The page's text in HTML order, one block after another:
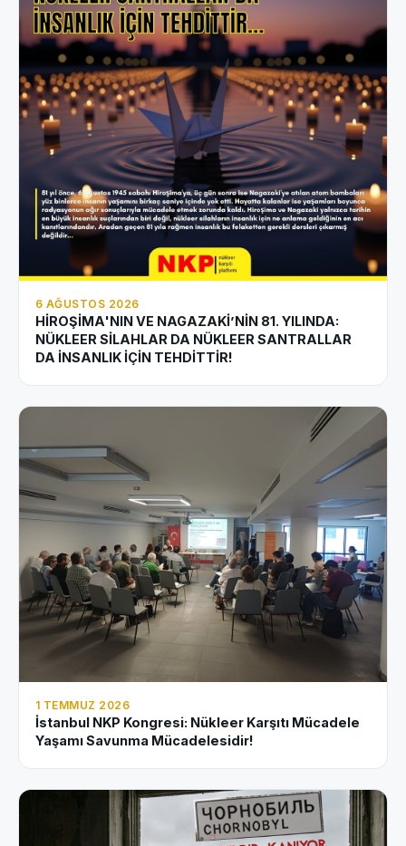
6 AĞUSTOS 2026
HİROŞİMA'NIN VE NAGAZAKİ’NİN 81. YILINDA:
NÜKLEER SİLAHLAR DA NÜKLEER SANTRALLAR
DA İNSANLIK İÇİN TEHDİTTİR!
1 TEMMUZ 2026
İstanbul NKP Kongresi: Nükleer Karşıtı Mücadele
Yaşamı Savunma Mücadelesidir!